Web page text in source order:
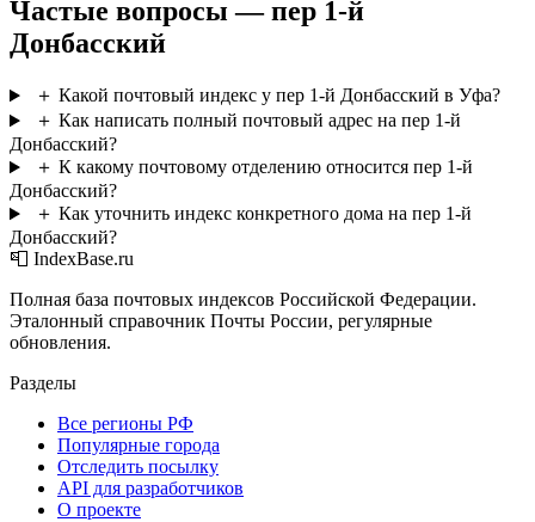
Частые вопросы — пер 1-й
Донбасский
＋ Какой почтовый индекс у пер 1-й Донбасский в Уфа?
＋ Как написать полный почтовый адрес на пер 1-й
Донбасский?
＋ К какому почтовому отделению относится пер 1-й
Донбасский?
＋ Как уточнить индекс конкретного дома на пер 1-й
Донбасский?
📮 IndexBase.ru
Полная база почтовых индексов Российской Федерации.
Эталонный справочник Почты России, регулярные
обновления.
Разделы
Все регионы РФ
Популярные города
Отследить посылку
API для разработчиков
О проекте